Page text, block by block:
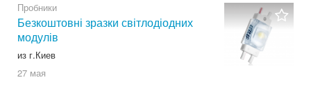
Пробники
Безкоштовні зразки світлодіодних
модулів
из г.Киев
27 мая